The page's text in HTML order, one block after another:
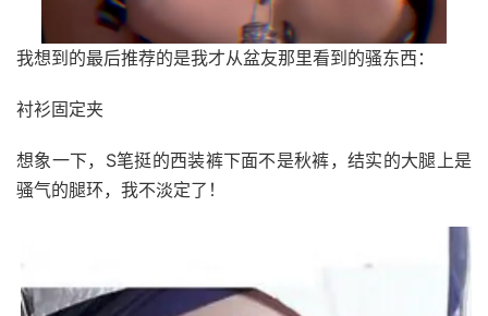
我想到的最后推荐的是我才从盆友那里看到的骚东西：
衬衫固定夹
想象一下，S笔挺的西装裤下面不是秋裤，结实的大腿上是
骚气的腿环，我不淡定了！